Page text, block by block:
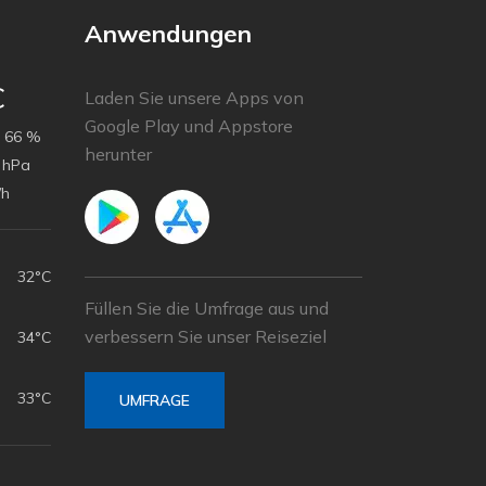
66 %
32°C
34°C
33°C
Anwendungen
Laden Sie unsere Apps von
Google Play und Appstore
herunter
Füllen Sie die Umfrage aus und
verbessern Sie unser Reiseziel
UMFRAGE